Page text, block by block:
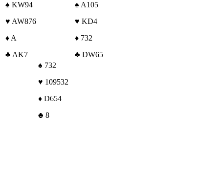
♠ KW94
♥ AW876
♦ A
♣ AK7
♠ A105
♥ KD4
♦ 732
♣ DW65
♠ 732
♥ 109532
♦ D654
♣ 8